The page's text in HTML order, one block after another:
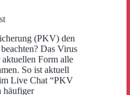
(PKV) den
Das Virus
aktuellen Form alle
So ist aktuell
Live Chat “PKV
häufiger